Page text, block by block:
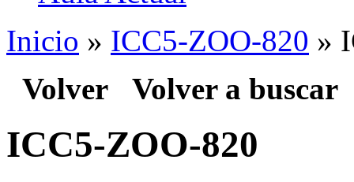
Inicio » ICC5-ZOO-820 »
Volver Volver a buscar
ICC5-ZOO-820